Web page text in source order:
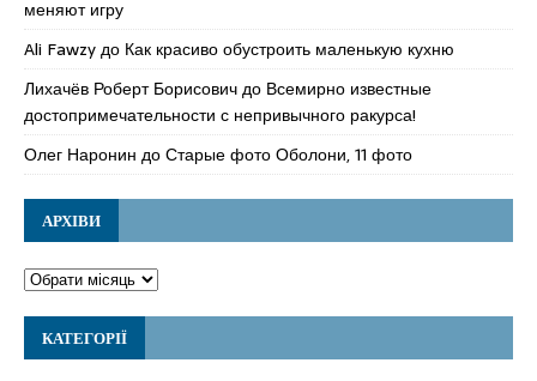
меняют игру
Ali Fawzyдо Как красиво обустроить маленькую кухню
Лихачёв Роберт Борисовичдо Всемирно известные
достопримечательности с непривычного ракурса!
Олег Наронин доСтарые фото Оболони, 11 фото
АРХІВИ
КАТЕГОРІЇ